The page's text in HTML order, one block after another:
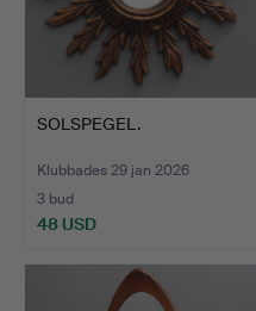
SOLSPEGEL.
Klubbades 29 jan 2026
3 bud
48 USD